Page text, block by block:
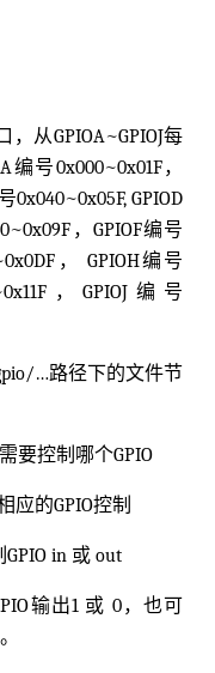
从GPIOA~GPIOJ每
号0x000~0x01F，
0x040~0x05F, GPIOD
，GPIOF编号
， GPIOH编号
，GPIOJ编号
…路径下的文件节
要控制哪个GPIO
应的GPIO控制
in 或 out
输出1 或 0，也可